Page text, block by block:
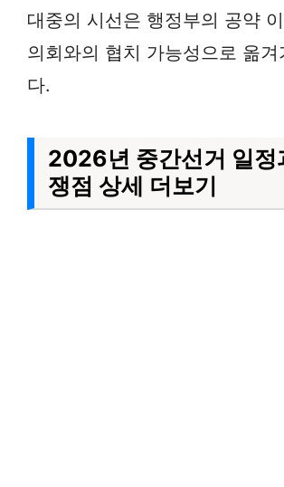
대중의 시선은 행정부의 공약
의회와의 협치 가능성으로 옮겨
다.
2026년 중간선거 일정
쟁점 상세 더보기